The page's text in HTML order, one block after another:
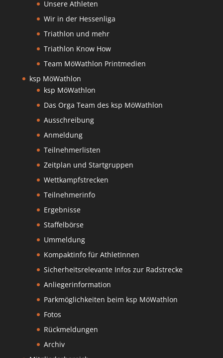
Unsere Athleten
Wir in der Hessenliga
Triathlon und mehr
Triathlon Know How
Team MöWathlon Printmedien
ksp MöWathlon
ksp MöWathlon
Das Orga Team des ksp MöWathlon
Ausschreibung
Anmeldung
Teilnehmerlisten
Zeitplan und Startgruppen
Wettkampfstrecken
Teilnehmerinfo
Ergebnisse
Staffelbörse
Ummeldung
Kompaktinfo für AthletInnen
Sicherheitsrelevante Infos zur Radstrecke
Anliegerinformation
Parkmöglichkeiten beim ksp MöWathlon
Fotos
Rückmeldungen
Archiv